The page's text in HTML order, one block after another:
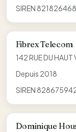
SIREN 821826468
Fibrex Telecom
142 RUE DU
Depuis 2018
SIREN
Dominique